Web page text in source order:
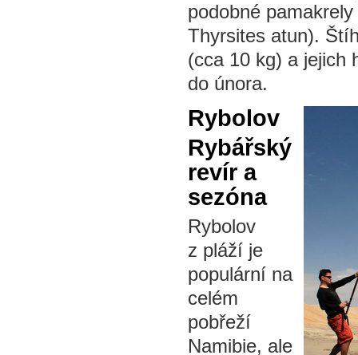
podobné
Thyrsites atun).
(cca 10 kg) a jejich
do února.
Rybolov
Rybářský
revír a
sezóna
Rybolov
z pláží je
populární na
celém
pobřeží
Namibie, ale